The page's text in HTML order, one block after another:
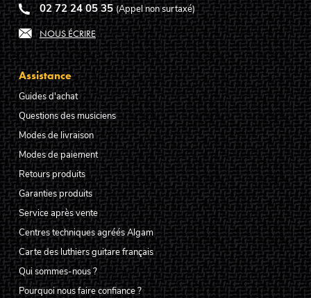
02 72 24 05 35 (Appel non surtaxé)
NOUS ÉCRIRE
Assistance
Guides d'achat
Questions des musiciens
Modes de livraison
Modes de paiement
Retours produits
Garanties produits
Service après vente
Centres techniques agréés Algam
Carte des luthiers guitare français
Qui sommes-nous ?
Pourquoi nous faire confiance ?